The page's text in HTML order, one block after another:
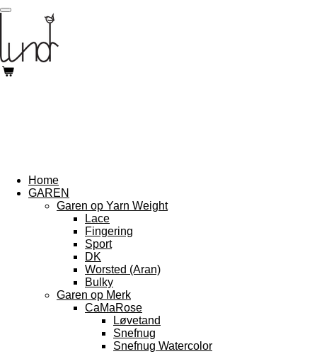
Ga
hoofdinhoud
Home
GAREN
Garen op Yarn Weight
Lace
Fingering
Sport
DK
Worsted (Aran)
Bulky
Garen op Merk
CaMaRose
Løvetand
Snefnug
Snefnug Watercolor